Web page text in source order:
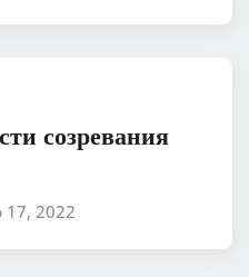
созревания
2022